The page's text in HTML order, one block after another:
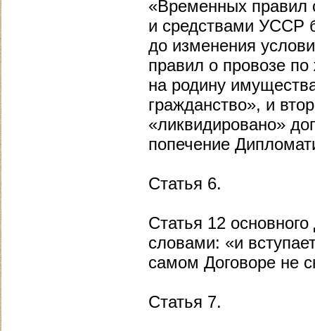
«Временных правил
и средствами УССР
до изменения
правил о провозе
на родину
гражданство», и
«ликвидировано»
попечение
Статья 6.
Статья 12
словами: «и
самом Договоре не
Статья 7.